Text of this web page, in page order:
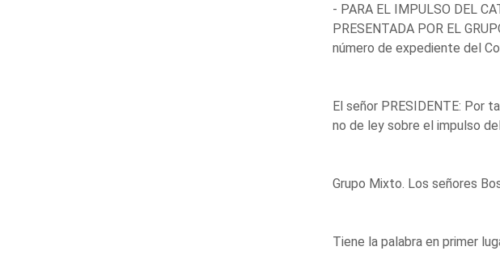
- PARA EL IMPULSO DEL
PRESENTADA POR EL
número de expediente del
El señor PRESIDENTE: Por
no de ley sobre el impulso
Grupo Mixto. Los señores
Tiene la palabra en primer